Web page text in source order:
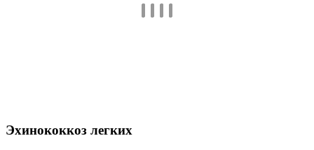
Эхинококкоз легких